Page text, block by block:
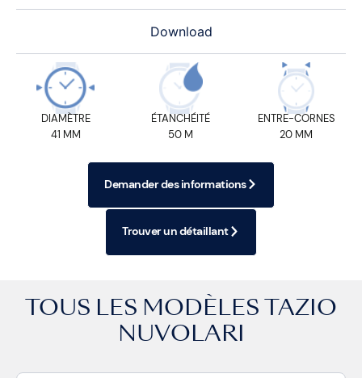
Download
DIAMÈTRE
41 MM
ÉTANCHÉITÉ
50 M
ENTRE-CORNES
20 MM
Demander des informations
Trouver un détaillant
TOUS LES MODÈLES TAZIO
NUVOLARI